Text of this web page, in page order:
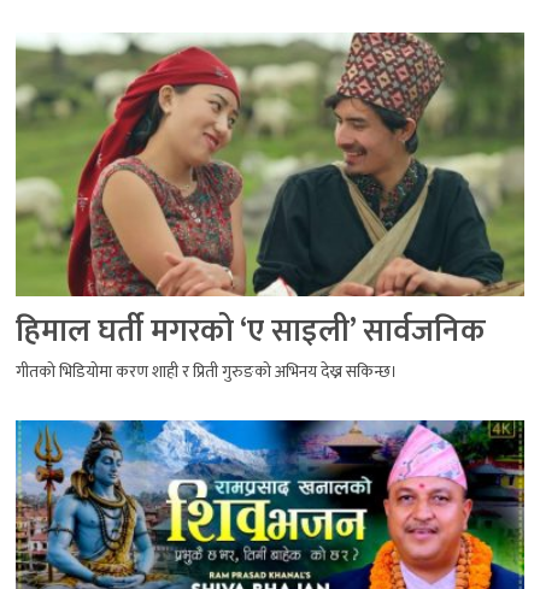
हिमाल घर्ती मगरको ‘ए साइली’ सार्वजनिक
गीतको भिडियोमा करण शाही र प्रिती गुरुङको अभिनय देख्न सकिन्छ।